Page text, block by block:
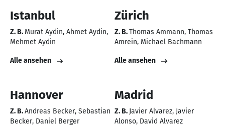
Istanbul
Z. B. Murat Aydin Ahmet Aydin
Mehmet Aydin
Alle ansehen
Zürich
Z. B.Thomas Ammann Thomas
Amrein Michael Bachmann
Alle ansehen
Hannover
Z. B.Andreas Becker Sebastian
Becker Daniel Berger
Madrid
Z. B. Javier Alvarez Javier
Alonso David Alvarez